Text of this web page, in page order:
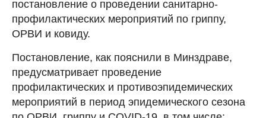
постановление о проведении санитарно-
профилактических мероприятий по гриппу,
ОРВИ и ковиду.
Постановление, как пояснили в Минздраве,
предусматривает проведение
профилактических и противоэпидемических
мероприятий в период эпидемического сезона